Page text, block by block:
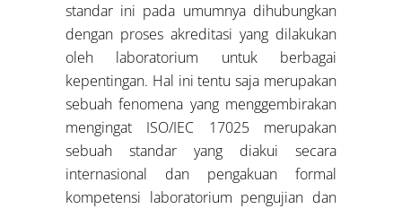
standar ini pada umumnya dihubungkan
dengan proses akreditasi yang dilakukan
oleh laboratorium untuk berbagai
kepentingan. Hal ini tentu saja merupakan
sebuah fenomena yang menggembirakan
mengingat ISO/IEC 17025 merupakan
sebuah standar yang diakui secara
internasional dan pengakuan formal
kompetensi laboratorium pengujian dan